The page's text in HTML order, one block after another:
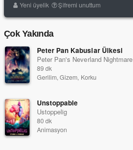
Yeni üyelik Şifremi unuttum
Çok Yakında
Peter Pan Kabuslar Ülkesi
Peter Pan's Neverland Nightmare
89 dk
Gerilim, Gizem, Korku
Unstoppable
Ustoppelig
80 dk
Animasyon